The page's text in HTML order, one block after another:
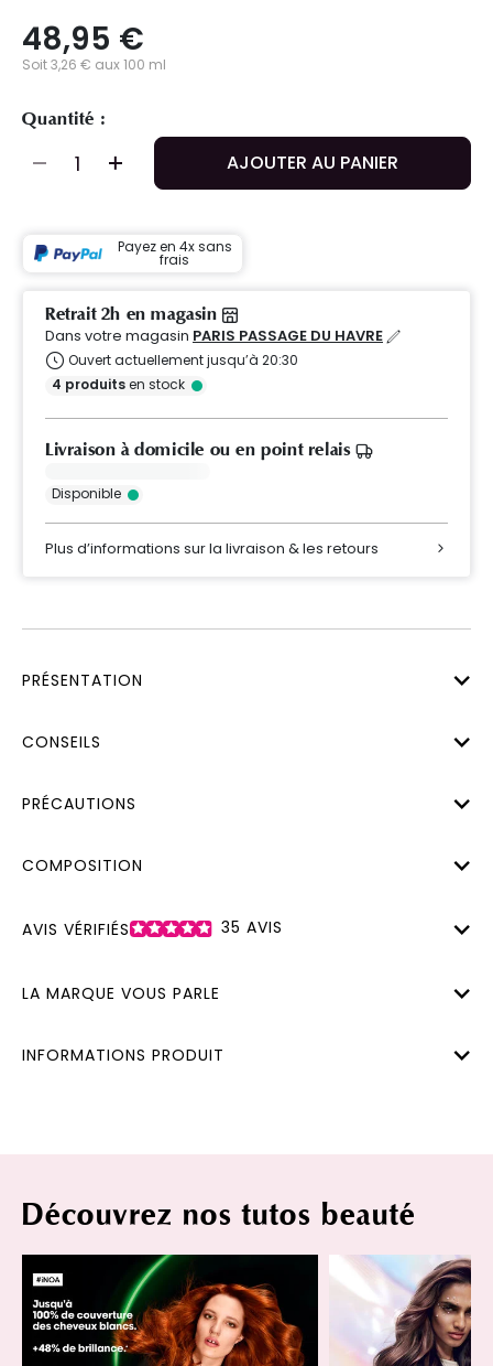
48,95 €
Soit 3,26 € aux 100 ml
Quantité :
AJOUTER AU PANIER
Payez en 4x sans
frais
Retrait 2h en magasin
Dans votre magasin PARIS PASSAGE DU HAVRE
Ouvert actuellement jusqu’à 20:30
4 produitsen stock
Livraison à domicile ou en point relais
Disponible
Plus d’informations sur la livraison & les retours
PRÉSENTATION
CONSEILS
PRÉCAUTIONS
COMPOSITION
AVIS VÉRIFIÉS 35 AVIS
LA MARQUE VOUS PARLE
INFORMATIONS PRODUIT
Découvrez nos tutos beauté